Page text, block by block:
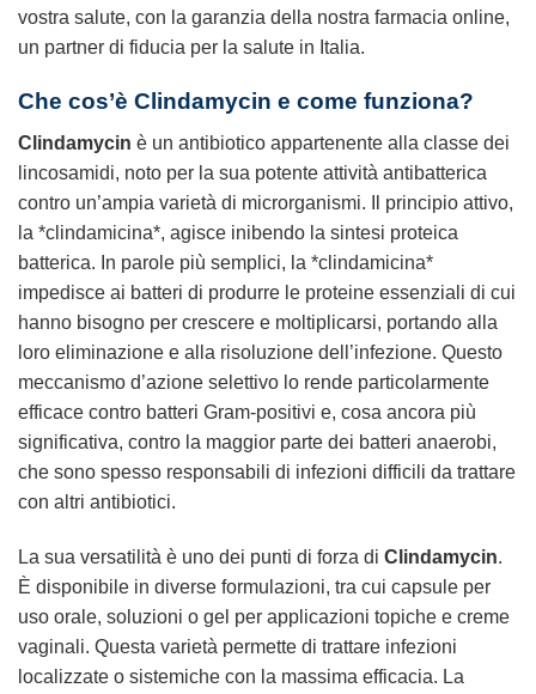
vostra salute, con la garanzia della nostra farmacia online,
un partner di fiducia per la salute in Italia.
Che cos’è Clindamycin e come funziona?
Clindamycin è un antibiotico appartenente alla classe dei
lincosamidi, noto per la sua potente attività antibatterica
contro un’ampia varietà di microrganismi. Il principio attivo,
la *clindamicina*, agisce inibendo la sintesi proteica
batterica. In parole più semplici, la *clindamicina*
impedisce ai batteri di produrre le proteine essenziali di cui
hanno bisogno per crescere e moltiplicarsi, portando alla
loro eliminazione e alla risoluzione dell’infezione. Questo
meccanismo d’azione selettivo lo rende particolarmente
efficace contro batteri Gram-positivi e, cosa ancora più
significativa, contro la maggior parte dei batteri anaerobi,
che sono spesso responsabili di infezioni difficili da trattare
con altri antibiotici.
La sua versatilità è uno dei punti di forza di Clindamycin.
È disponibile in diverse formulazioni, tra cui capsule per
uso orale, soluzioni o gel per applicazioni topiche e creme
vaginali. Questa varietà permette di trattare infezioni
localizzate o sistemiche con la massima efficacia. La